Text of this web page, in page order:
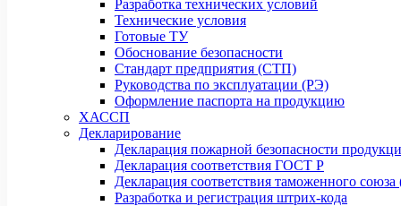
Разработка технических условий
Технические условия
Готовые ТУ
Обоснование безопасности
Стандарт предприятия (СТП)
Руководства по эксплуатации (РЭ)
Оформление паспорта на продукцию
ХАССП
Декларирование
Декларация пожарной безопасности
Декларация соответствия ГОСТ Р
Декларация соответствия таможенного
Разработка и регистрация штрих-кода